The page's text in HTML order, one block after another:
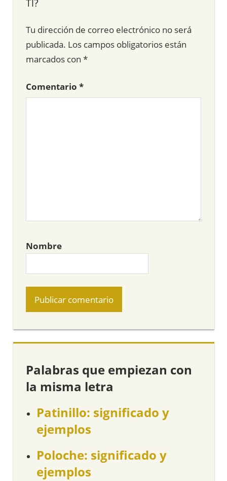
Tu dirección de correo electrónico no será
publicada. Los campos obligatorios están
marcados con *
Comentario *
Nombre
Palabras que empiezan con
la misma letra
Patinillo: significado y
ejemplos
Poloche: significado y
ejemplos